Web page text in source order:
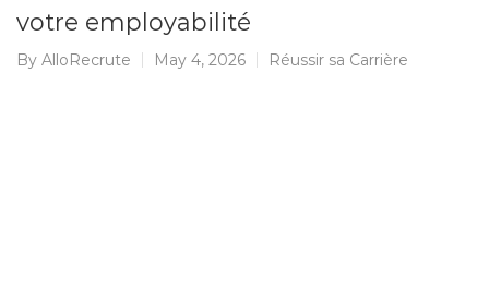
votre employabilité
By AlloRecrute May 4, 2026 Réussir sa Carrière